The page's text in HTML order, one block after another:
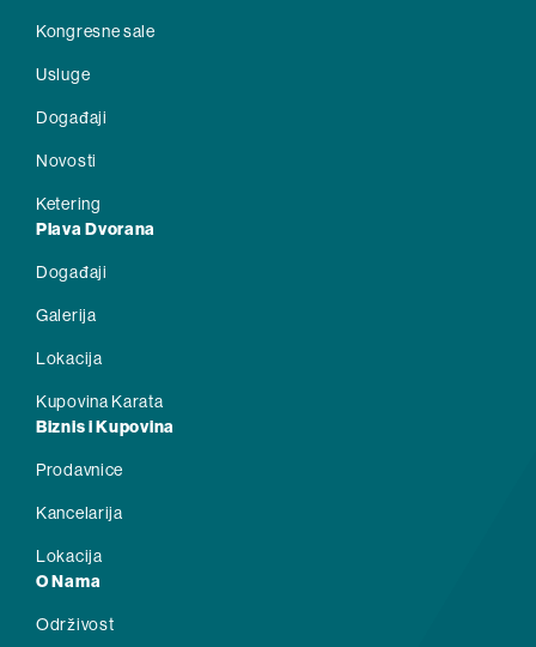
Kongresne sale
Usluge
Događaji
Novosti
Ketering
Plava Dvorana
Događaji
Galerija
Lokacija
Kupovina Karata
Biznis i Kupovina
Prodavnice
Kancelarija
Lokacija
O Nama
Održivost